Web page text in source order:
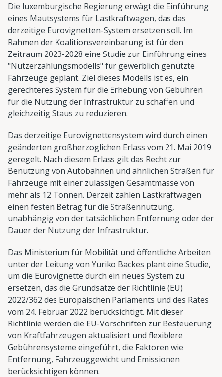
Die luxemburgische Regierung erwägt die Einführung
eines Mautsystems für Lastkraftwagen, das das
derzeitige Eurovignetten-System ersetzen soll. Im
Rahmen der Koalitionsvereinbarung ist für den
Zeitraum 2023-2028 eine Studie zur Einführung eines
"Nutzerzahlungsmodells" für gewerblich genutzte
Fahrzeuge geplant. Ziel dieses Modells ist es, ein
gerechteres System für die Erhebung von Gebühren
für die Nutzung der Infrastruktur zu schaffen und
gleichzeitig Staus zu reduzieren.
Das derzeitige Eurovignettensystem wird durch einen
geänderten großherzoglichen Erlass vom 21. Mai 2019
geregelt. Nach diesem Erlass gilt das Recht zur
Benutzung von Autobahnen und ähnlichen Straßen für
Fahrzeuge mit einer zulässigen Gesamtmasse von
mehr als 12 Tonnen. Derzeit zahlen Lastkraftwagen
einen festen Betrag für die Straßennutzung,
unabhängig von der tatsächlichen Entfernung oder der
Dauer der Nutzung der Infrastruktur.
Das Ministerium für Mobilität und öffentliche Arbeiten
unter der Leitung von Yuriko Backes plant eine Studie,
um die Eurovignette durch ein neues System zu
ersetzen, das die Grundsätze der Richtlinie (EU)
2022/362 des Europäischen Parlaments und des Rates
vom 24. Februar 2022 berücksichtigt. Mit dieser
Richtlinie werden die EU-Vorschriften zur Besteuerung
von Kraftfahrzeugen aktualisiert und flexiblere
Gebührensysteme eingeführt, die Faktoren wie
Entfernung, Fahrzeuggewicht und Emissionen
berücksichtigen können.